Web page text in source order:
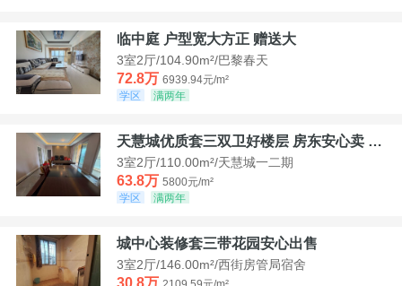
临中庭 户型宽大方正 赠送大
3室2厅/104.90m²/巴黎春天
72.8万 6939.94元/m²
学区
满两年
天慧城优质套三双卫好楼层 房东安心卖 价格好谈
3室2厅/110.00m²/天慧城一二期
63.8万 5800元/m²
学区
满两年
城中心装修套三带花园安心出售
3室2厅/146.00m²/西街房管局宿舍
30.8万